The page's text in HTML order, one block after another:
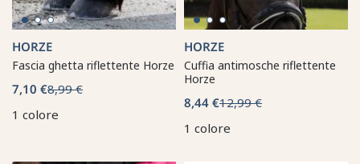
HORZE
Fascia ghetta riflettente Horze
7,10 €8,99 €
1 colore
HORZE
Cuffia antimosche riflettente
Horze
8,44 €12,99 €
1 colore